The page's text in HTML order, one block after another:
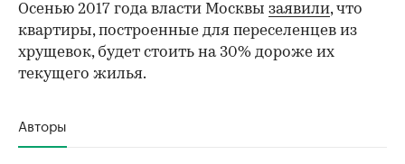
Осенью 2017 года власти Москвы заявили, что
квартиры, построенные для переселенцев из
хрущевок, будет стоить на 30% дороже их
текущего жилья.
Авторы